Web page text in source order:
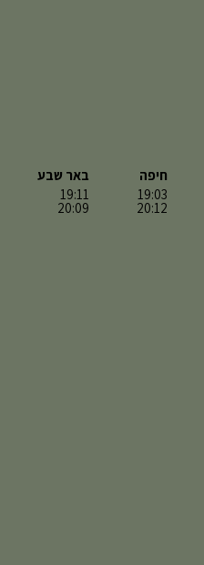
חיפה
19:03
20:12
באר שבע
19:11
20:09